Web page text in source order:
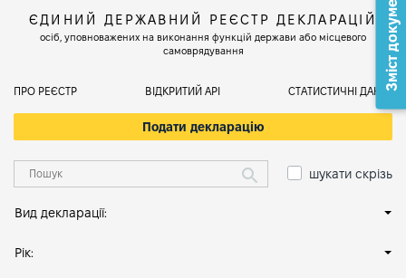
ЄДИНИЙ ДЕРЖАВНИЙ РЕЄСТР ДЕКЛАРАЦІЙ
осіб, уповноважених на виконання функцій держави або місцевого
самоврядування
ПРО РЕЄСТР ВІДКРИТИЙ АРІ СТАТИСТИЧНІ ДАНІ
Подати декларацію
шукати скрізь
Вид декларації:
Рік:
Зміст документа